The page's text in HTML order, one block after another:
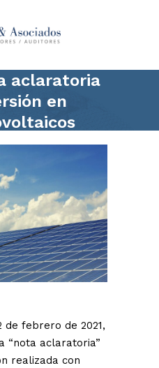
aclaratoria
en
de febrero de 2021,
“nota aclaratoria”
realizada con